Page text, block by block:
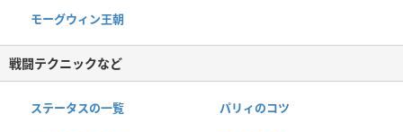
モーグウィン王朝
戦闘テクニックなど
ステータスの一覧 パリィのコツ